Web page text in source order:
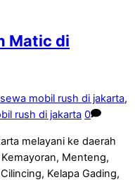
Matic di
mobil rush di jakarta,
rush di jakarta 0
melayani ke daerah
Menteng,
Kelapa Gading,